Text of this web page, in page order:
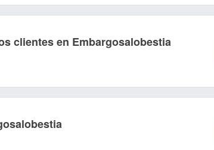
clientes en Embargosalobestia